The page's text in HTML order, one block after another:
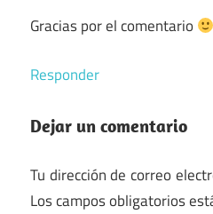
Gracias por el comentario
Responder
Dejar un comentario
Tu dirección de correo
Los campos obligatorios